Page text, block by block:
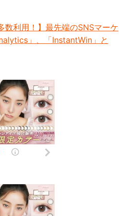
数利用！】最先端のSNSマーケ
」、「InstantWin」と